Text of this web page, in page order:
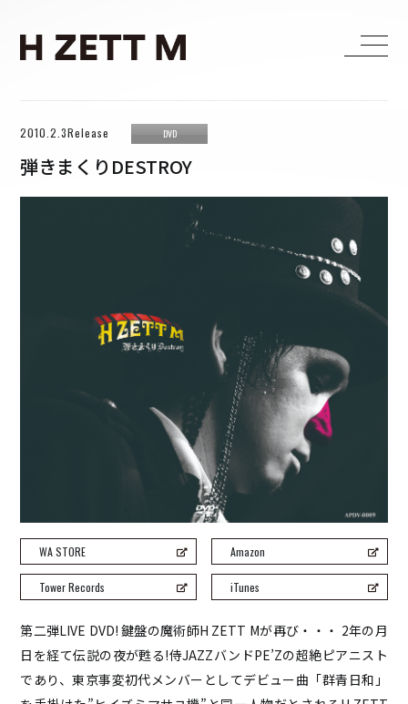
HOME
LIVE
MEDIA
NEMOTROUBOLTER
BimBamBoom
Kent Kakitsubata
PE’Z
suzumoku
東京ヒップホップ
COOL DRIVE
pe’zmoku
2010.2.3Release DVD
弾きまくりDESTROY
第二弾LIVE DVD! 鍵盤の魔術師H ZETT Mが再び・・・ 2年の月
日を経て伝説の夜が甦る!侍JAZZバンドPE’Zの超絶ピアニスト
であり、東京事変初代メンバーとしてデビュー曲「群青日和」
WA STORE Amazon
Tower Records iTunes